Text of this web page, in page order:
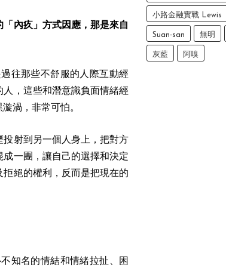
內疚」方式因應，那是來自
往那些不舒服的人際互動經
，這些和潛意識負面情緒經
渦，非常可怕。
射到另一個人身上，把對方
一團，讓自己的選擇和決定
絕的權利，反而是把現在的
知名的情結和情緒拉扯、困
小路金融實戰 Lewis
Suan-san 無明
灰藍 阿嗅